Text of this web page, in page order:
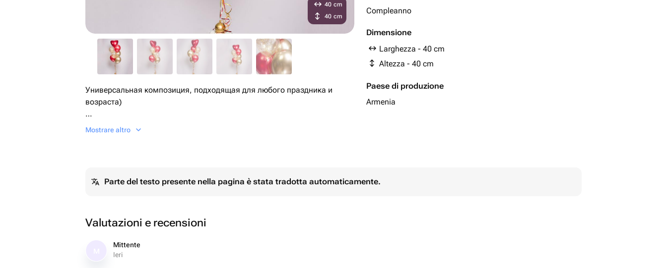
Compleanno
Dimensione
Larghezza - 40 cm
Altezza - 40 cm
Paese di produzione
Armenia
40 cm
40 cm
Универсальная композиция, подходящая для любого праздника и
возраста)
7 шаров (фольгированные и латексные) с обработкой для длительного
Mostrare altro
Parte del testo presente nella pagina è stata tradotta automaticamente.
Valutazioni e recensioni
Mittente
Ieri